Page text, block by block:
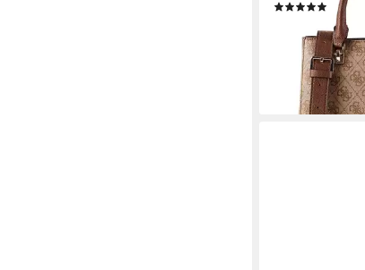
(1)
ab 113,97 € UVP
lieferbar - in 2-3